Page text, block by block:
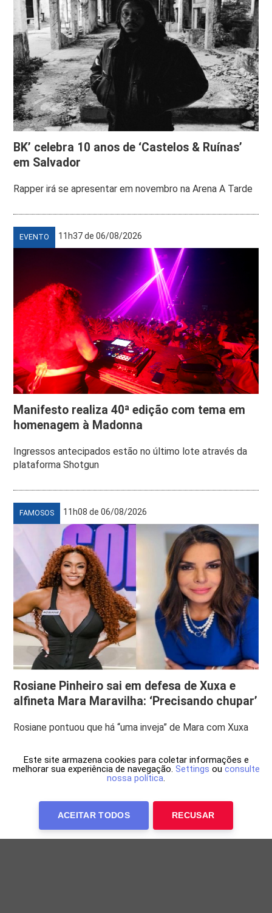
BK’ celebra 10 anos de ‘Castelos & Ruínas’
em Salvador
Rapper irá se apresentar em novembro na Arena A Tarde
EVENTO 11h37 de 06/08/2026
Manifesto realiza 40ª edição com tema em
homenagem à Madonna
Ingressos antecipados estão no último lote através da
plataforma Shotgun
FAMOSOS 11h08 de 06/08/2026
Rosiane Pinheiro sai em defesa de Xuxa e
alfineta Mara Maravilha: ‘Precisando chupar’
Rosiane pontuou que há “uma inveja” de Mara com Xuxa
Este site armazena cookies para coletar informações e
melhorar sua experiência de navegação. Settings ou consulte
nossa política.
ACEITAR TODOS RECUSAR